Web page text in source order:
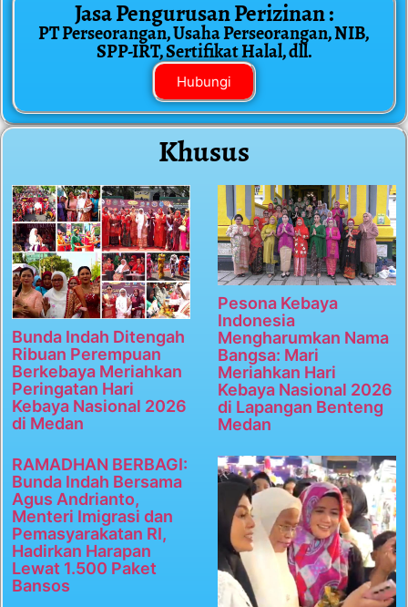
Jasa Pengurusan Perizinan :
PT Perseorangan, Usaha Perseorangan, NIB,
SPP-IRT, Sertifikat Halal, dll.
Hubungi
Khusus
Bunda Indah Ditengah
Ribuan Perempuan
Berkebaya Meriahkan
Peringatan Hari
Kebaya Nasional 2026
di Medan
Pesona Kebaya
Indonesia
Mengharumkan Nama
Bangsa: Mari
Meriahkan Hari
Kebaya Nasional 2026
di Lapangan Benteng
Medan
RAMADHAN BERBAGI:
Bunda Indah Bersama
Agus Andrianto,
Menteri Imigrasi dan
Pemasyarakatan RI,
Hadirkan Harapan
Lewat 1.500 Paket
Bansos